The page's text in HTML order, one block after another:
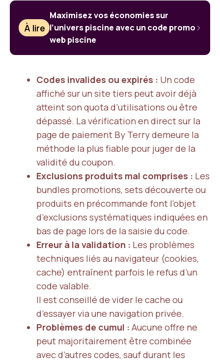
À lire
Maximisez vos économies sur
l’univers piscine avec un code promo
web piscine
Codes invalides ou expirés : Un code
affiché sur un site tiers peut avoir déjà
atteint son quota d’utilisations ou être
dépassé. La vérification en direct sur la
page de paiement By Terry demeure la
méthode la plus fiable pour juger de la
validité du coupon.
Exclusions produits mal comprises : Les
bundles promotions, sets découverte ou
produits en précommande font l’objet
d’exclusions systématiques indiquées en
bas de page lors de la saisie du code.
Erreur à la validation : Les problèmes
techniques liés au navigateur (cookies,
cache) entraînent parfois le refus d’un
code valable.
Il est conseillé de vider le cache ou
d’essayer via une navigation privée.
Problèmes de cumul : Aucune offre ne
peut majoritairement être combinée
avec d’autres codes, sauf durant les